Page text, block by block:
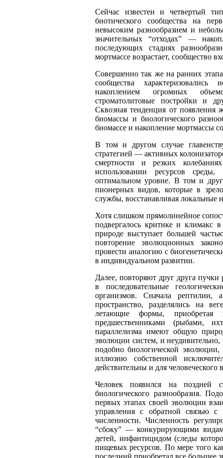
Сейчас известен и четвертый
биотического сообщества на
невысоким разнообразием и
значительных “отходах” —
последующих стадиях
мортмассе возрастает, сообщество
Совершенно так же на ранних
сообщества
накоплением огромных
строматолитовые постройки и
Сквозная тенденция от
биомассы и биологического
биомассе и накопление мортмассы
В том и другом случае
стратегией — активных
смертности и резких
использовании ресурсов среды,
оптимальном уровне. В том и
пионерных видов, которые в
службы, восстанавливая локальные
Хотя слишком прямолинейное
подвергалось критике и климакс
природе выступает большей
повторение эволюционных
провести аналогию с
в индивидуальном развитии.
Далее, повторяют друг друга
в последовательные
организмов. Сначала рептилии,
пространство, разделялись на
летающие формы,
предшественниками (рыбами,
параллелизма имеют общую
эволюции систем, и неудивительно,
подобно биологической эволюции,
иллюзию собственной
действительны и для человеческого
Человек появился на поздней
биологического разнообразия.
первых этапах своей эволюции
управления с обратной связью
численности. Численность
“сбоку” —конкурирующими
детей, инфантицидом (следы
пищевых ресурсов. По мере того